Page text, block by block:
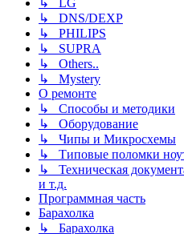
↳ LG
↳ DNS/DEXP
↳ PHILIPS
↳ SUPRA
↳ Others..
↳ Mystery
О ремонте
↳ Способы и методики
↳ Оборудование
↳ Чипы и Микросхемы
↳ Типовые поломки
↳ Техническая
и т.д.
Программная часть
Барахолка
↳ Барахолка